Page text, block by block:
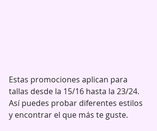
Estas promociones aplican para
tallas desde la 15/16 hasta la 23/24.
Así puedes probar diferentes estilos
y encontrar el que más te guste.